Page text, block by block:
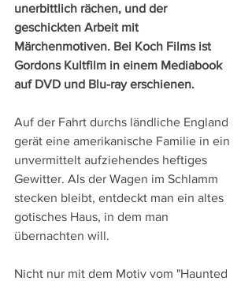
unerbittlich rächen, und der
geschickten Arbeit mit
Märchenmotiven. Bei Koch Films ist
Gordons Kultfilm in einem Mediabook
auf DVD und Blu-ray erschienen.
Auf der Fahrt durchs ländliche England
gerät eine amerikanische Familie in ein
unvermittelt aufziehendes heftiges
Gewitter. Als der Wagen im Schlamm
stecken bleibt, entdeckt man ein altes
gotisches Haus, in dem man
übernachten will.
Nicht nur mit dem Motiv vom "Haunted